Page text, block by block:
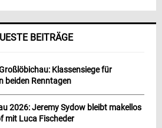
BEITRÄGE
Klassensiege für
beiden Renntagen
2026: Jeremy Sydow bleibt makellos
mit Luca Fischeder